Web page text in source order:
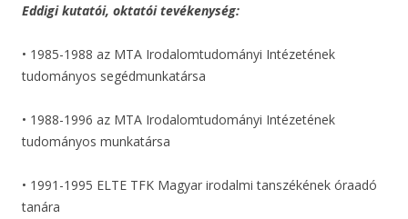
Eddigi kutatói, oktatói tevékenység:
• 1985-1988 az MTA Irodalomtudományi Intézetének
tudományos segédmunkatársa
• 1988-1996 az MTA Irodalomtudományi Intézetének
tudományos munkatársa
• 1991-1995 ELTE TFK Magyar irodalmi tanszékének óraadó
tanára